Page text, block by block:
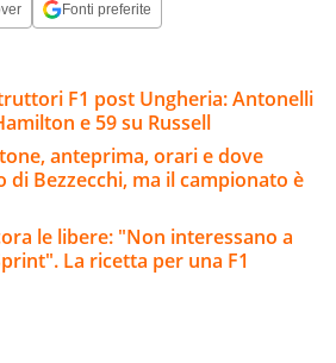
Fonti preferite
F1 post Ungheria: Antonelli
e 59 su Russell
anteprima, orari e dove
Bezzecchi, ma il campionato è
le libere: "Non interessano a
La ricetta per una F1